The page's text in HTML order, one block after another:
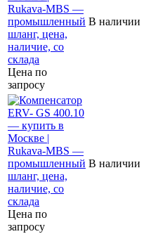
Цена по
запросу
В наличии
Цена по
запросу
В наличии